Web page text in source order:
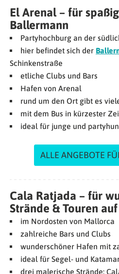
El Arenal – für
Ballermann
Partyhochburg an der
hier befindet sich der
Schinkenstraße
etliche Clubs und Bars
Hafen von Arenal
rund um den Ort gibt es
mit dem Bus in kürzester
ideal für junge und
ALLE ANGEBOTE
Cala Ratjada – für
Strände & Touren
im Nordosten von Mallorca
zahlreiche Bars und Clubs
wunderschöner Hafen mit
ideal für Segel- und
drei malerische Strände: